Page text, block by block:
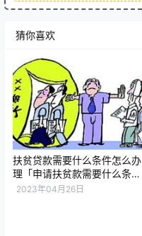
猜你喜欢
扶贫贷款需要什么条件怎么办
理「申请扶贫款需要什么条
件」
2023年04月26日